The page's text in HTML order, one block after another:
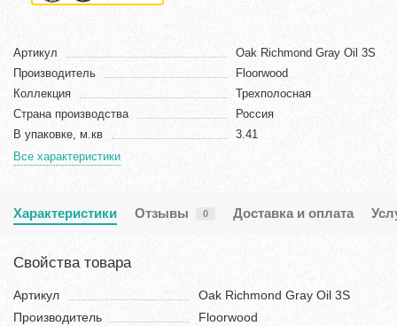
Артикул
Oak Richmond Gray Oil 3S
Производитель
Floorwood
Коллекция
Трехполосная
Страна производства
Россия
В упаковке, м.кв
3.41
Все характеристики
Характеристики Отзывы 0 Доставка и оплата
Свойства товара
Артикул
Oak Richmond Gray Oil 3S
Производитель
Floorwood